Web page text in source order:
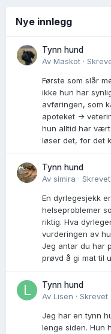
Nye innlegg
Tynn hund
Av Maskot ·
Første som slår
ikke hun har
avføringen, som
apoteket ->
hun alltid har
løser det, for det
Tynn hund
Av simira · Skrevet
En dyrlegesjekk
helseproblemer
riktig. Hva
vurderingen av
Jeg antar du har
prøvd å gi mat til
Tynn hund
Av Lisen · Skrevet
Jeg har en tynn
lenge siden. Hun